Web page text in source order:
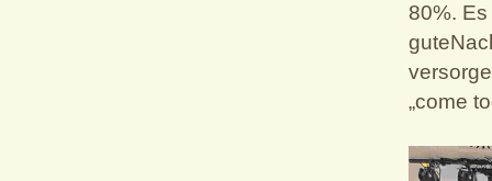
80%.
„come